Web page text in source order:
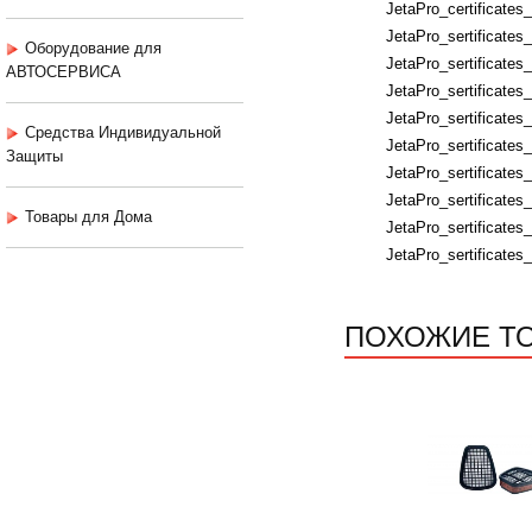
Оборудование для
АВТОСЕРВИСА
Средства Индивидуальной
Защиты
Товары для Дома
ПОХОЖИЕ